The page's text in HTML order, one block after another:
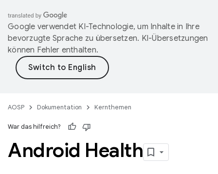
Google verwendet KI-Technologie, um Inhalte in Ihre
bevorzugte Sprache zu übersetzen. KI-Übersetzungen
können Fehler enthalten.
AOSP Dokumentation Kernthemen
War das hilfreich?
Android Health